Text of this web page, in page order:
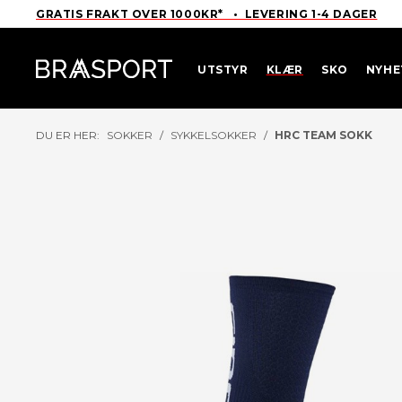
GRATIS FRAKT OVER 1000KR* • LEVERING 1-4 DAGER
UTSTYR KLÆR SKO
DU ER HER: SOKKER / SYKKELSOKKER / HRC TEAM SOKK